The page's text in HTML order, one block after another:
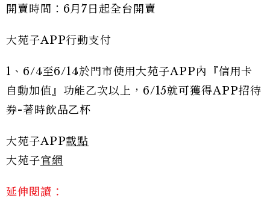
開賣時間：6月7日起全台開賣
大苑子APP行動支付
1、6/4至6/14於門市使用大苑子APP內『信用卡
自動加值』功能乙次以上，6/15就可獲得APP招待
券-著時飲品乙杯
大苑子APP載點
大苑子官網
延伸閱讀：